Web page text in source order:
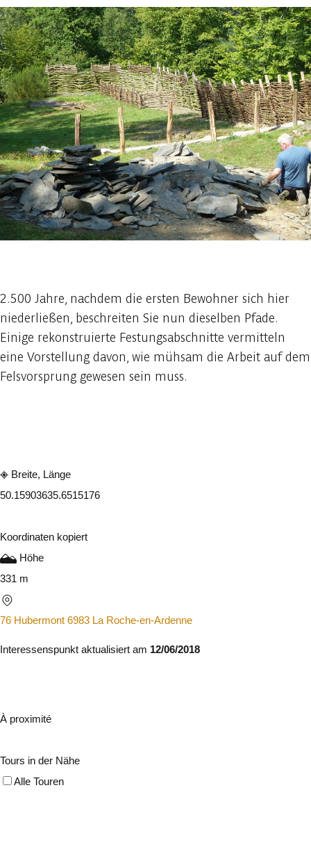
2.500 Jahre, nachdem die ersten Bewohner sich hier
niederließen, beschreiten Sie nun dieselben Pfade.
Einige rekonstruierte Festungsabschnitte vermitteln
eine Vorstellung davon, wie mühsam die Arbeit auf dem
Felsvorsprung gewesen sein muss.
Breite, Länge
50.15903635.6515176
Koordinaten kopiert
Höhe
331 m
76 Hubermont 6983 La Roche-en-Ardenne
Interessenspunkt aktualisiert am 12/06/2018
À proximité
Tours in der Nähe
Alle Touren